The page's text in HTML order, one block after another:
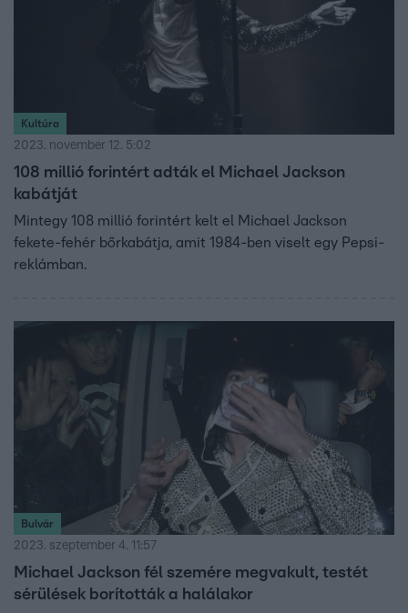
Kultúra
2023. november 12. 5:02
108 millió forintért adták el Michael Jackson
kabátját
Mintegy 108 millió forintért kelt el Michael Jackson
fekete-fehér bőrkabátja, amit 1984-ben viselt egy Pepsi-
reklámban.
Bulvár
2023. szeptember 4. 11:57
Michael Jackson fél szemére megvakult, testét
sérülések borították a halálakor